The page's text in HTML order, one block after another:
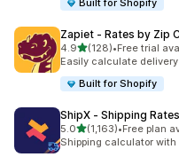
Built for Shopify
Zapiet ‑ Rates by Zip
4.95つ星中
(128)
合計レビュー数：128件
•Free trial
Easily calculate
Built for Shopify
ShipX ‑ Shipping
5.05つ星中
(1,163)
合計レビュー数：1163件
•Free plan
Shipping calculator with